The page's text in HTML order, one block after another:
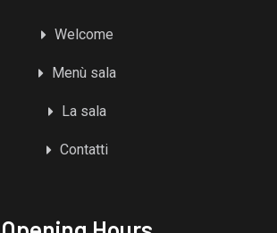
Welcome
Menù sala
La sala
Contatti